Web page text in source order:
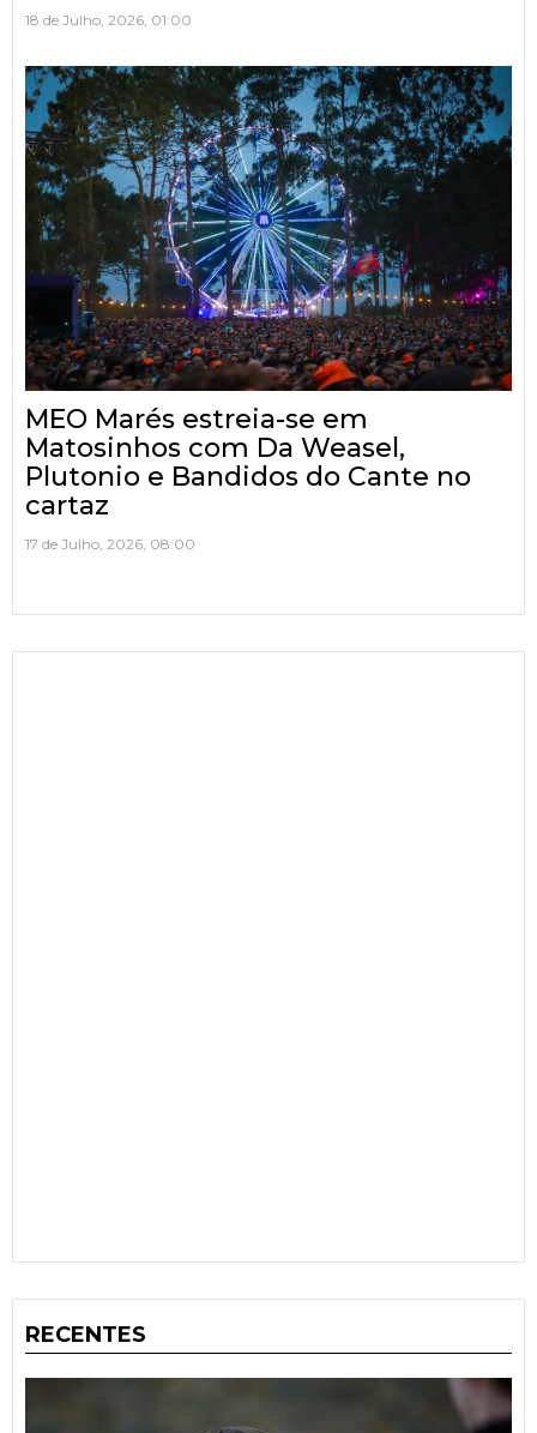
18 de Julho, 2026, 01:00
MEO Marés estreia-se em
Matosinhos com Da Weasel,
Plutonio e Bandidos do Cante no
cartaz
17 de Julho, 2026, 08:00
RECENTES